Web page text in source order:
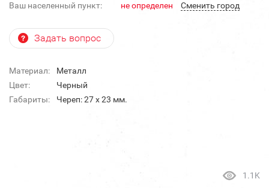
Ваш населенный пункт: не определен Cменить город
Задать вопрос
Материал:
Металл
Цвет:
Черный
Габариты:
Череп: 27 х 23 мм.
1.1K